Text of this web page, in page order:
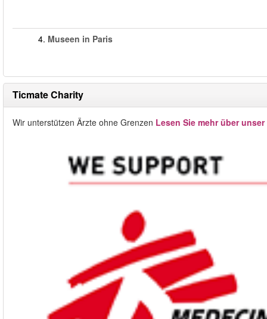
4. Museen in Paris
Ticmate Charity
Wir unterstützen Ärzte ohne Grenzen Lesen Sie mehr über